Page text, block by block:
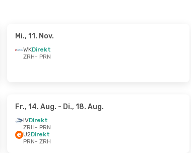
Mi., 11. Nov.
WKDirekt
ZRH- PRN
Fr., 14. Aug. - Di., 18. Aug.
IVDirekt
ZRH- PRN
U2Direkt
PRN- ZRH